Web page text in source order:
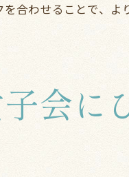
プレゼント
の成功の秘訣
の把握
ンニング
合わせることで、
会に